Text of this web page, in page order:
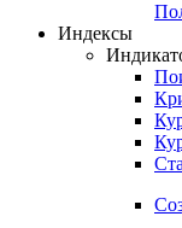
Индексы